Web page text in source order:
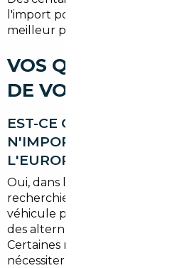
l'import pour accéder à un
meilleur prix. Pourquoi pas
VOS QUESTIONS
DE VOITURE À
EST-CE QUE JE PEUX
N'IMPORTE QUEL
L'EUROPE ?
Oui, dans la très grande
recherchiez une citadine, un
véhicule premium, les
des alternatives pour presque
Certaines motorisations très
nécessiter une recherche plus